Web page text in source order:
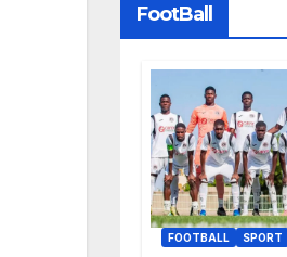
FootBall
FOOTBALL SPORT